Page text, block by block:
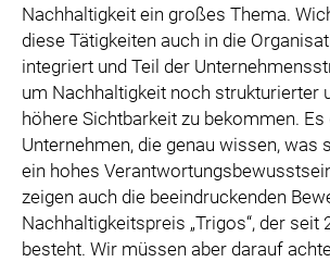
Nachhaltigkeit ein großes Thema.
diese Tätigkeiten auch in die
integriert und Teil der
um Nachhaltigkeit noch strukturierter
höhere Sichtbarkeit zu bekommen.
Unternehmen, die genau wissen, was
ein hohes
zeigen auch die beeindruckenden
Nachhaltigkeitspreis „Trigos“, der seit
besteht. Wir müssen aber darauf